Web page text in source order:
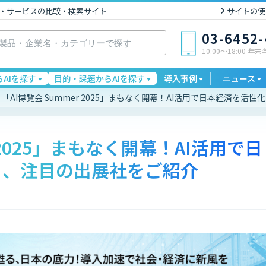
サービスの比較・検索サイト サイトの
03-
10:00〜18:00 年末
AIを探す 目的・課題からAIを探す 導入事例
ニュース
「AI博覧会 Summer 2025」まもなく開幕！AI活用で日本経済を活性
」まもなく開幕！AI活用で日
注目の出展社をご紹介